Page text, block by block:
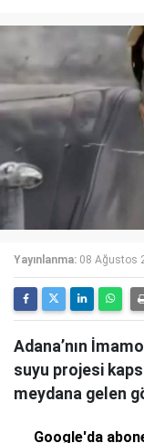
Yayınlanma: 08 Ağustos
Adana’nın
suyu projesi
meydana gelen
Google'da